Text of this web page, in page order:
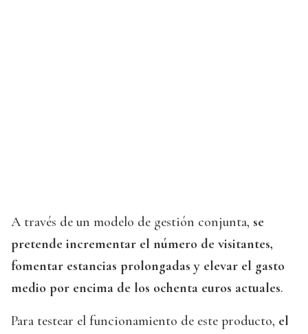
A través de un modelo de gestión conjunta, se
pretende incrementar el número de visitantes,
fomentar estancias prolongadas y elevar el gasto
medio por encima de los ochenta euros actuales.
Para testear el funcionamiento de este producto, el